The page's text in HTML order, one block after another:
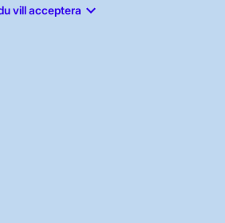
vill acceptera keyboard_arrow_down
4284